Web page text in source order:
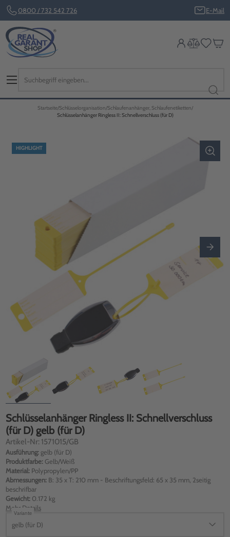
0800 / 732 542 726 E-Mail
Startseite Schlüsselorganisation Schlaufenanhänger, Schlaufenetiketten
Schlüsselanhänger Ringless II: Schnellverschluss (für D)
HIGHLIGHT
Schlüsselanhänger Ringless II: Schnellverschluss
(für D) gelb (für D)
Artikel-Nr: 1571015/GB
Ausführung: gelb (für D)
Produktfarbe: Gelb/Weiß
Material: Polypropylen/PP
Abmessungen: B: 35 x T: 210 mm - Beschriftungsfeld: 65 x 35 mm, 2seitig
beschrifbar
Gewicht: 0.172 kg
Mehr Details
Variante
gelb (für D)